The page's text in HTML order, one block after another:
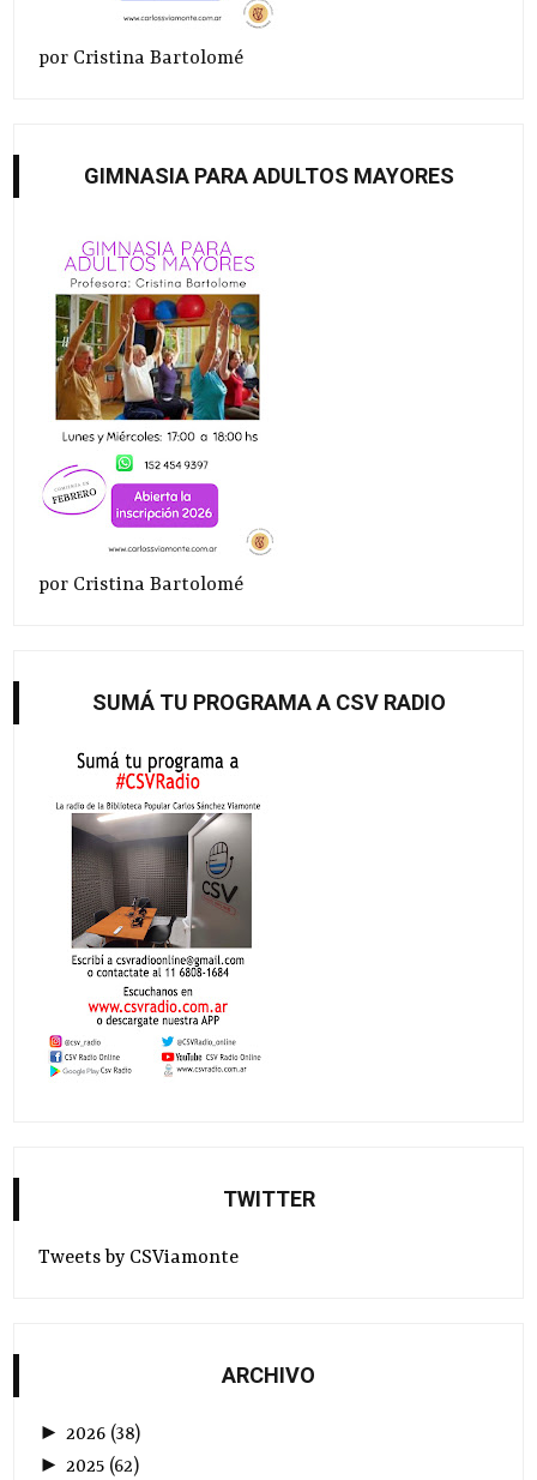
por Cristina Bartolomé
GIMNASIA PARA ADULTOS MAYORES
por Cristina Bartolomé
SUMÁ TU PROGRAMA A CSV RADIO
TWITTER
Tweets by CSViamonte
ARCHIVO
► 2026 (38)
►2025 (62)